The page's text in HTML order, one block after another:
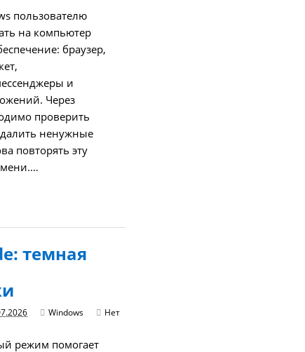
пользователю
на компьютер
браузер,
и
Через
проверить
ненужные
повторять эту
темная
Windows
Нет
режим помогает